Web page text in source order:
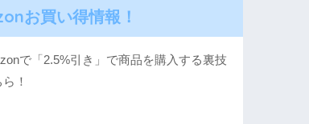
お買い得情報！
で「2.5%引き」で商品を購入する裏技
！